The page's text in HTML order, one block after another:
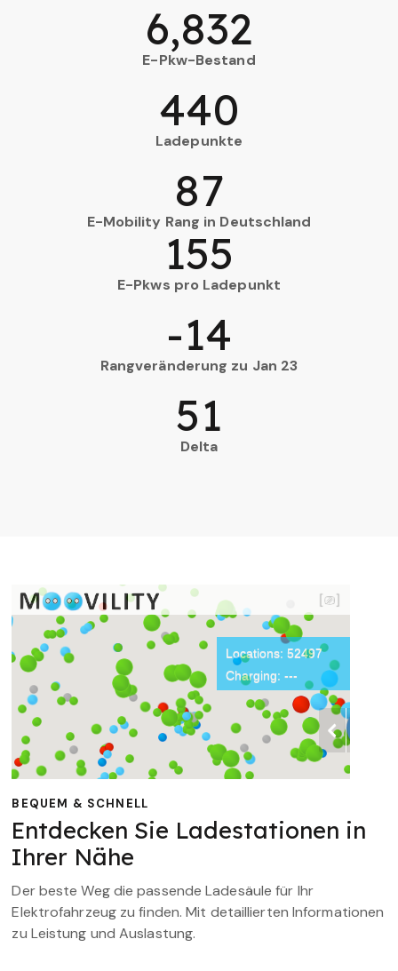
E-Pkw-Bestand
6,832
Ladepunkte
440
E-Mobility Rang in Deutschland
87
E-Pkws pro Ladepunkt
155
Rangveränderung zu Jan 23
-14
Delta
51
BEQUEM & SCHNELL
Entdecken Sie Ladestationen in
Ihrer Nähe
Der beste Weg die passende Ladesäule für Ihr
Elektrofahrzeug zu finden. Mit detaillierten Informationen
zu Leistung und Auslastung.